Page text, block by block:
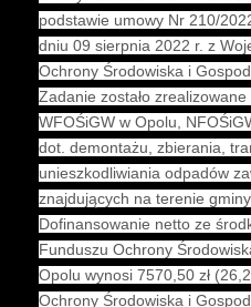
podstawie umowy Nr 210/
dniu 09 sierpnia 2022 r. z
Ochrony Środowiska i
Zadanie zostało
WFOŚiGW w Opolu,
dot. demontażu, zbierania,
unieszkodliwiania odpadów
znajdujących na terenie
Dofinansowanie netto ze
Funduszu Ochrony
Opolu wynosi 7570,50 zł
Ochrony Środowiska i